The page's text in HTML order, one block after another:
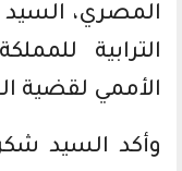
المصري،
الترابية
الأممي لقضية
وأكد السيد